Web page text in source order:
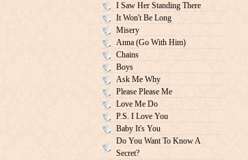
I Saw Her Standing There
It Won't Be Long
Misery
Anna (Go With Him)
Chains
Boys
Ask Me Why
Please Please Me
Love Me Do
P.S. I Love You
Baby It's You
Do You Want To Know A
Secret?